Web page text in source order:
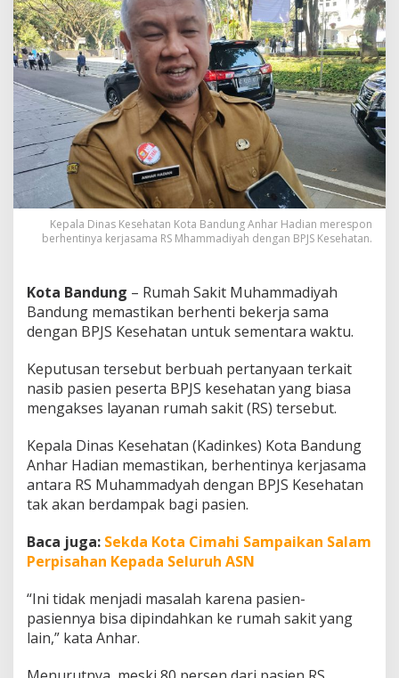
m
a
d
i
y
a
h
H
e
n
t
k
a
n
r
j
a
S
m
a
d
e
g
a
B
P
S
,
d
i
e
Kepala Dinas Kesehatan Kota Bandung Anhar Hadian merespon
berhentinya kerjasama RS Mhammadiyah dengan BPJS Kesehatan.
Kota Bandung – Rumah Sakit Muhammadiyah
Bandung memastikan berhenti bekerja sama
dengan BPJS Kesehatan untuk sementara waktu.
Keputusan tersebut berbuah pertanyaan terkait
nasib pasien peserta BPJS kesehatan yang biasa
mengakses layanan rumah sakit (RS) tersebut.
Kepala Dinas Kesehatan (Kadinkes) Kota Bandung
Anhar Hadian memastikan, berhentinya kerjasama
antara RS Muhammadyah dengan BPJS Kesehatan
tak akan berdampak bagi pasien.
Baca juga: Sekda Kota Cimahi Sampaikan Salam
Perpisahan Kepada Seluruh ASN
“Ini tidak menjadi masalah karena pasien-
pasiennya bisa dipindahkan ke rumah sakit yang
lain,” kata Anhar.